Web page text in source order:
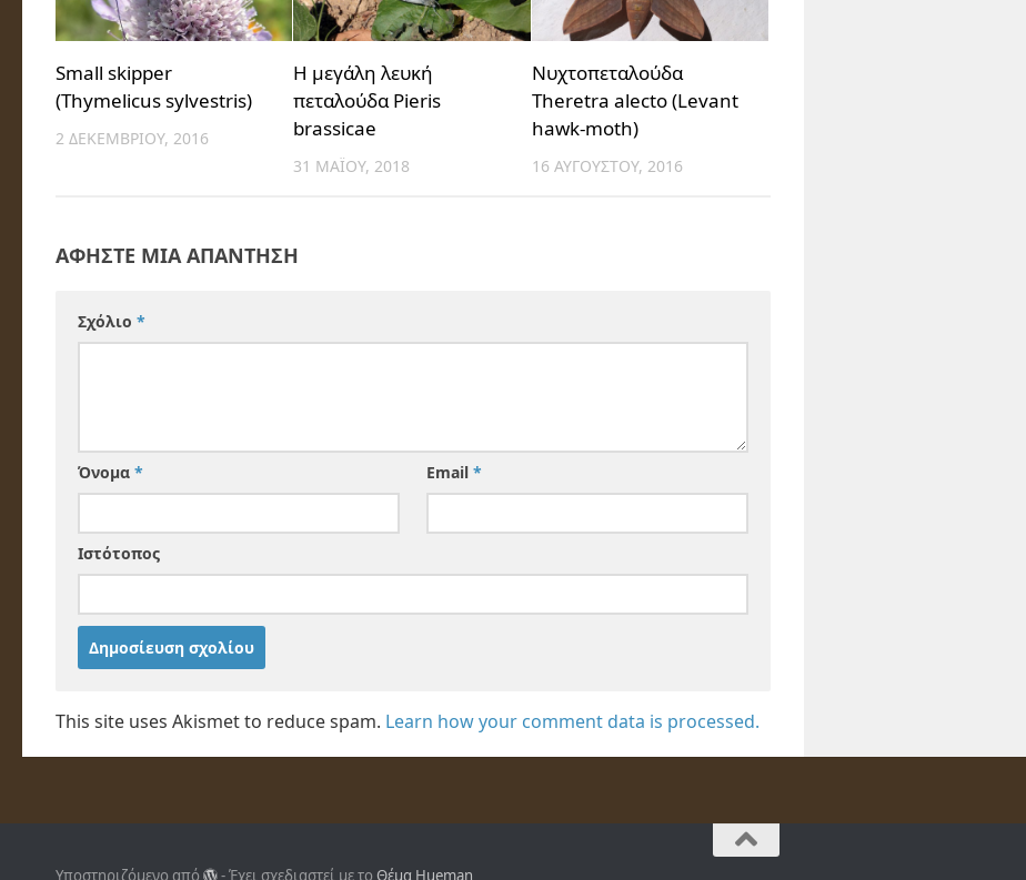
Small skipper
(Thymelicus sylvestris)
2 ΔΕΚΕΜΒΡΊΟΥ, 2016
Η μεγάλη λευκή
πεταλούδα Pieris
brassicae
31 ΜΑΪ́ΟΥ, 2018
Νυχτοπεταλούδα
Theretra alecto (Levant
hawk-moth)
16 ΑΥΓΟΎΣΤΟΥ, 2016
ΑΦΉΣΤΕ ΜΙΑ ΑΠΆΝΤΗΣΗ
Σχόλιο *
Όνομα * Email*
Ιστότοπος
This site uses Akismet to reduce spam. Learn how your comment data is processed.
Υποστηριζόμενο από - Έχει σχεδιαστεί με το Θέμα Ηueman